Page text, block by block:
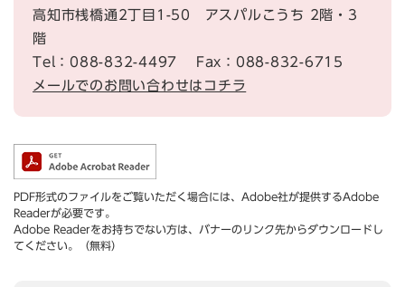
高知市桟橋通2丁目1-50 アスパルこうち 2階・3
階
Tel：088-832-4497
Fax：088-832-6715
メールでのお問い合わせはコチラ
PDF形式のファイルをご覧いただく場合には、Adobe社が提供するAdobe
Readerが必要です。
Adobe Readerをお持ちでない方は、バナーのリンク先からダウンロードし
てください。（無料）